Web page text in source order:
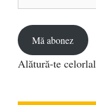
Mă abonez
Alătură-te